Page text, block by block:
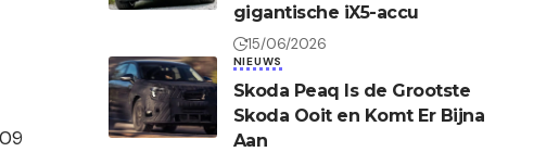
gigantische iX5-accu
15/06/2026
NIEUWS
Skoda Peaq Is de Grootste
Skoda Ooit en Komt Er Bijna
Aan